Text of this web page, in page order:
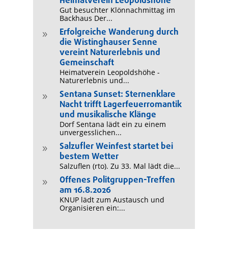
Gut besuchter Klönnachmittag im
Backhaus Der...
9
Erfolgreiche Wanderung durch
die Wistinghauser Senne
vereint Naturerlebnis und
Gemeinschaft
Heimatverein Leopoldshöhe -
Naturerlebnis und...
9
Sentana Sunset: Sternenklare
Nacht trifft Lagerfeuerromantik
und musikalische Klänge
Dorf Sentana lädt ein zu einem
unvergesslichen...
9
Salzufler Weinfest startet bei
bestem Wetter
Salzuflen (rto). Zu 33. Mal lädt die...
9
Offenes Politgruppen-Treffen
am 16.8.2026
KNUP lädt zum Austausch und
Organisieren ein:...